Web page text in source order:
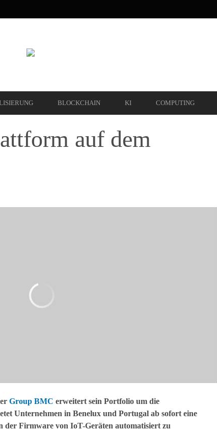
BLOCKCHAIN KI COMPUTING
auf dem
Group BMC erweitert sein Portfolio um die
Unternehmen in Benelux und Portugal ab sofort eine
der Firmware von IoT-Geräten automatisiert zu